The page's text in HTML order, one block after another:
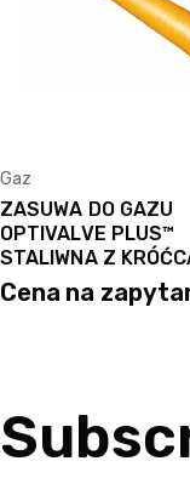
Gaz
ZASUWA DO GAZU
OPTIVALVE PLUS™
STALIWNA Z
Cena na